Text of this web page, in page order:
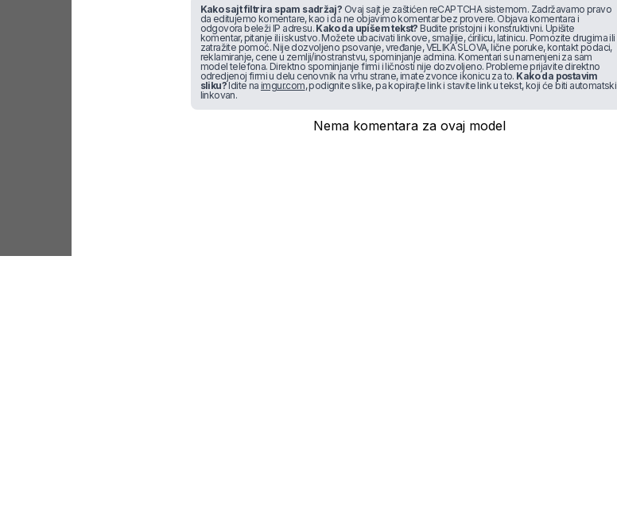
Kako sajt filtrira spam sadržaj? Ovaj sajt je zaštićen reCAPTCHA sistemom. Zadržavamo pravo
da editujemo komentare, kao i da ne objavimo komentar bez provere. Objava komentara i
odgovora beleži IP adresu. Kako da upišem tekst? Budite pristojni i konstruktivni. Upišite
komentar, pitanje ili iskustvo. Možete ubacivati linkove, smajlije, ćirilicu, latinicu. Pomozite drugima ili
zatražite pomoć. Nije dozvoljeno psovanje, vređanje, VELIKA SLOVA, lične poruke, kontakt podaci,
reklamiranje, cene u zemlji/inostranstvu, spominjanje admina. Komentari su namenjeni za sam
model telefona. Direktno spominjanje firmi i ličnosti nije dozvoljeno. Probleme prijavite direktno
odredjenoj firmi u delu cenovnik na vrhu strane, imate zvonce ikonicu za to. Kako da postavim
sliku?Idite na imgur.com, podignite slike, pa kopirajte link i stavite link u tekst, koji će biti automatski
linkovan.
Nema komentara za ovaj model